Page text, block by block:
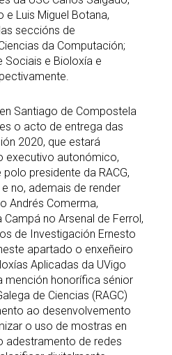
e Luis Miguel Botana,
seccións de
da Computación;
Sociais e Bioloxía e
Santiago de Compostela
o acto de entrega das
2020, que estará
executivo autonómico,
presidente da RACG,
no, ademais de render
Andrés Comerma,
no Arsenal de Ferrol,
de Investigación Ernesto
apartado o enxeñeiro
Aplicadas da UVigo
mención honorífica sénior
de Ciencias (RAGC)
ao desenvolvemento
o uso de mostras en
adestramento de redes